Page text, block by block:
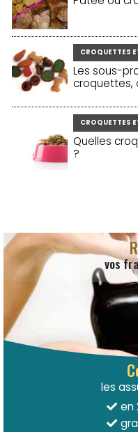
CROQUETTES
Les sous-
croquettes,
CROQUETTES
Quelles
?
vos
les
en